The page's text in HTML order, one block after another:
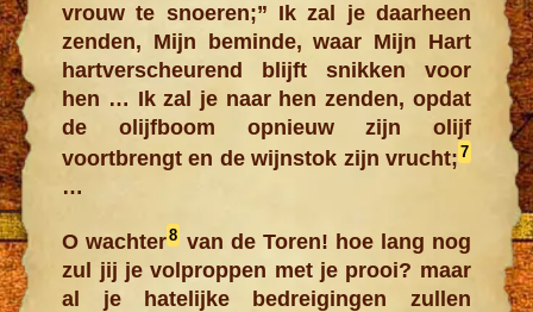
vrouw te snoeren;” Ik zal je daarheen
zenden, Mijn beminde, waar Mijn Hart
hartverscheurend blijft snikken voor
hen … Ik zal je naar hen zenden, opdat
de olijfboom opnieuw zijn olijf
voortbrengt en de wijnstok zijn vrucht; 7
…
O wachter8 van de Toren! hoe lang nog
zul jij je volproppen met je prooi? maar
al je hatelijke bedreigingen zullen